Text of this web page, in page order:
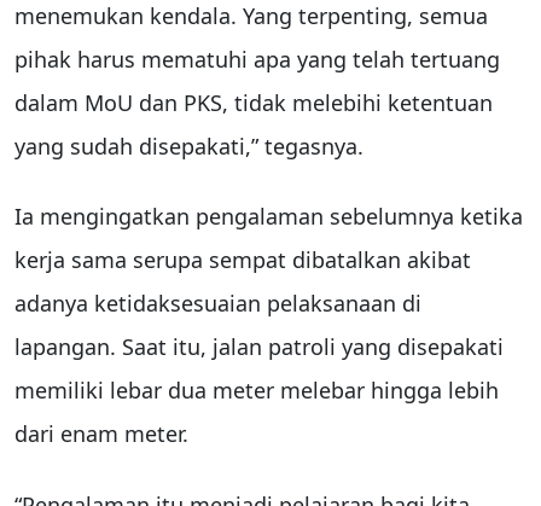
menemukan kendala. Yang terpenting, semua
pihak harus mematuhi apa yang telah tertuang
dalam MoU dan PKS, tidak melebihi ketentuan
yang sudah disepakati,” tegasnya.
Ia mengingatkan pengalaman sebelumnya ketika
kerja sama serupa sempat dibatalkan akibat
adanya ketidaksesuaian pelaksanaan di
lapangan. Saat itu, jalan patroli yang disepakati
memiliki lebar dua meter melebar hingga lebih
dari enam meter.